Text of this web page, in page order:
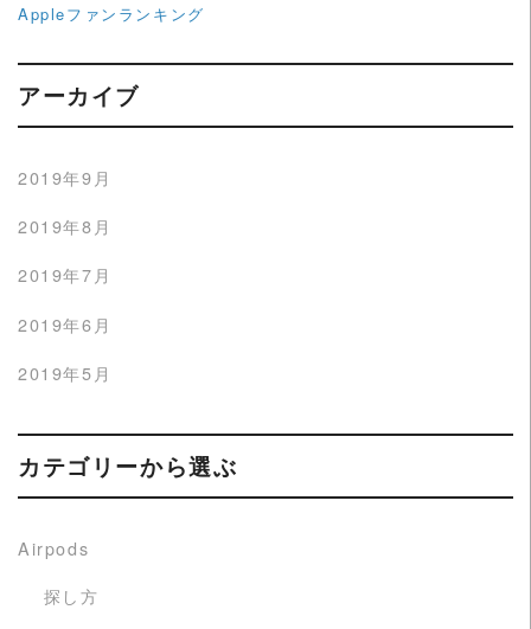
Appleファンランキング
アーカイブ
2019年9月
2019年8月
2019年7月
2019年6月
2019年5月
カテゴリーから選ぶ
Airpods
探し方